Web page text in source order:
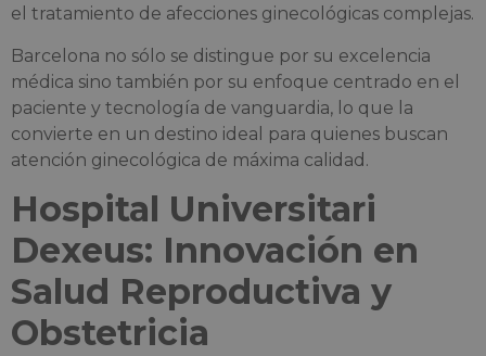
el tratamiento de afecciones ginecológicas complejas.
Barcelona no sólo se distingue por su excelencia
médica sino también por su enfoque centrado en el
paciente y tecnología de vanguardia, lo que la
convierte en un destino ideal para quienes buscan
atención ginecológica de máxima calidad.
Hospital Universitari
Dexeus: Innovación en
Salud Reproductiva y
Obstetricia